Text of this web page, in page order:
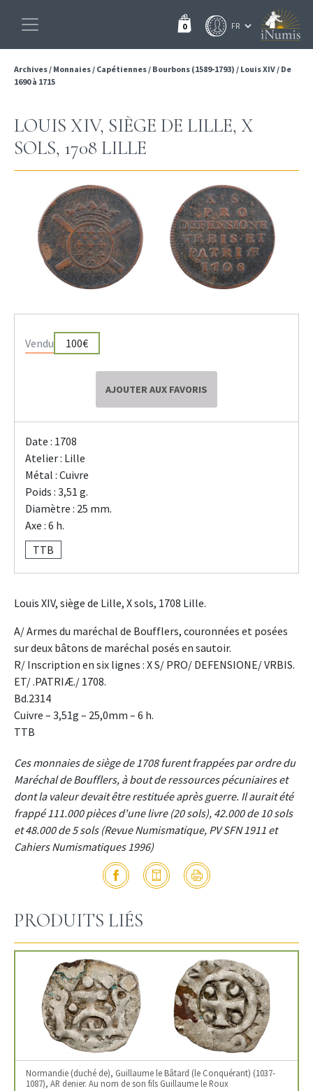
0
Archives/ Monnaies/ Capétiennes/ Bourbons (1589-1793) / Louis XIV/ De
1690 à 1715
LOUIS XIV, SIÈGE DE LILLE, X
SOLS, 1708 LILLE
Vendu 100€
AJOUTER AUX FAVORIS
Date : 1708
Atelier : Lille
Métal : Cuivre
Poids : 3,51 g.
Diamètre : 25 mm.
Axe : 6 h.
TTB
Louis XIV, siège de Lille, X sols, 1708 Lille.
A/ Armes du maréchal de Boufflers, couronnées et posées
sur deux bâtons de maréchal posés en sautoir.
R/ Inscription en six lignes : X S/ PRO/ DEFENSIONE/ VRBIS.
ET/ .PATRIÆ./ 1708.
Bd.2314
Cuivre – 3,51g – 25,0mm – 6 h.
TTB
Ces monnaies de siège de 1708 furent frappées par ordre du
Maréchal de Boufflers, à bout de ressources pécuniaires et
dont la valeur devait être restituée après guerre. Il aurait été
frappé 111.000 pièces d'une livre (20 sols), 42.000 de 10 sols
et 48.000 de 5 sols (Revue Numismatique, PV SFN 1911 et
Cahiers Numismatiques 1996)
PRODUITS LIÉS
Normandie (duché de), Guillaume le Bâtard (le Conquérant) (1037-
1087), AR denier. Au nom de son fils Guillaume le Roux